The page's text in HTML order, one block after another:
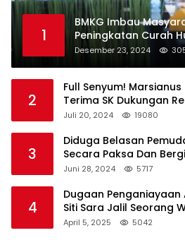
1
BMKG Imbau
Peningkatan Curah
Natal dan Tahun
Desember 23, 2024
2
Full Senyum!
Terima SK Dukungan
Lembata
Juli 20, 2024 19080
3
Diduga Belasan
Secara Paksa Dan
Bawah Umur
Juni 28, 2024 5717
4
Dugaan Penganiayaan
Siti Sara Jalil Seorang
Melapor ke Polisi
April 5, 2025 5042